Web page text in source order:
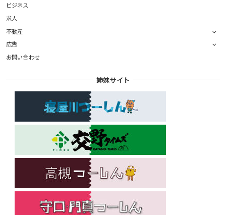
ビジネス
求人
不動産
広告
お問い合わせ
姉妹サイト